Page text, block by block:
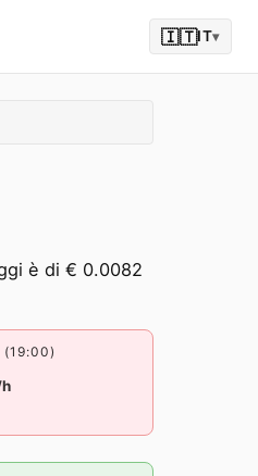
🇮🇹IT▾
è di € 0.0082
(19:00)